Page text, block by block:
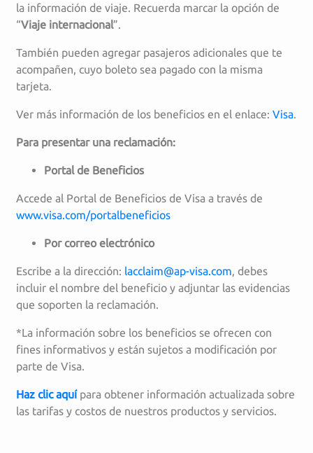
la información de viaje. Recuerda marcar la opción de
“Viaje internacional ”.
También pueden agregar pasajeros adicionales que te
acompañen, cuyo boleto sea pagado con la misma
tarjeta.
Ver más información de los beneficios en el enlace: Visa
Para presentar una reclamación:
Portal de Beneficios
Accede al Portal de Beneficios de Visa a través de
www.visa.com/portalbeneficios
Por correo electrónico
Escribe a la dirección: lacclaim@ap-visa.com , debes
incluir el nombre del beneficio y adjuntar las evidencias
que soporten la reclamación.
*La información sobre los beneficios se ofrecen con
fines informativos y están sujetos a modificación por
parte de Visa.
Haz clic aquípara obtener información actualizada sobre
las tarifas y costos de nuestros productos y servicios.